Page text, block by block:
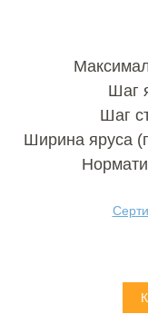
Шаг
Шаг
Ширина яруса